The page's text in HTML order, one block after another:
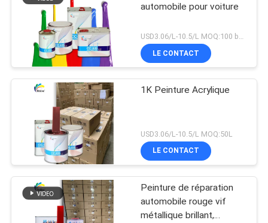
automobile pour voiture
USD3.06/L-10.5/L MOQ:100 boîtes
LE CONTACT
1K Peinture Acrylique
USD3.06/L-10.5/L MOQ:50L
LE CONTACT
Peinture de réparation
automobile rouge vif
métallique brillant,